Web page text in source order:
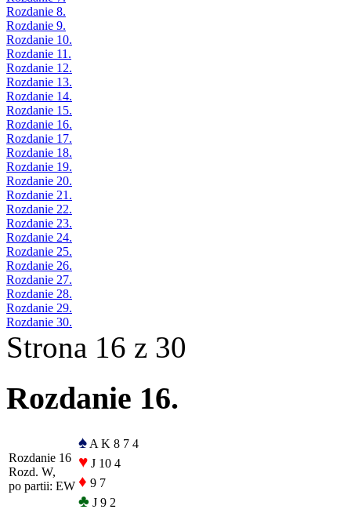
Rozdanie 8.
Rozdanie 9.
Rozdanie 10.
Rozdanie 11.
Rozdanie 12.
Rozdanie 13.
Rozdanie 14.
Rozdanie 15.
Rozdanie 16.
Rozdanie 17.
Rozdanie 18.
Rozdanie 19.
Rozdanie 20.
Rozdanie 21.
Rozdanie 22.
Rozdanie 23.
Rozdanie 24.
Rozdanie 25.
Rozdanie 26.
Rozdanie 27.
Rozdanie 28.
Rozdanie 29.
Rozdanie 30.
Strona 16 z 30
Rozdanie 16.
Rozdanie 16
Rozd. W,
po partii: EW
♠ A K 8 7 4
♥ J 10 4
♦ 9 7
♣ J 9 2